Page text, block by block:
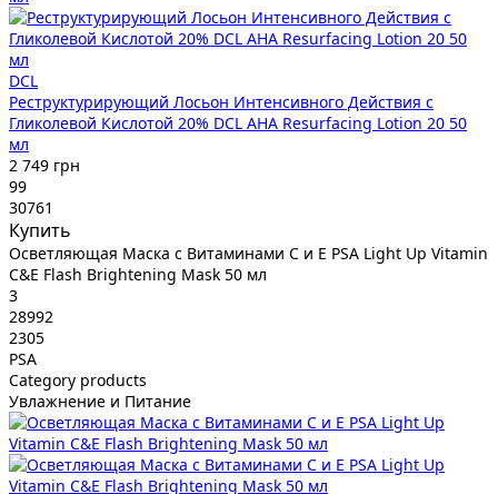
DCL
Реструктурирующий Лосьон Интенсивного Действия с
Гликолевой Кислотой 20% DCL AHA Resurfacing Lotion 20 50
мл
2 749 грн
99
30761
Купить
Осветляющая Маска с Витаминами C и E PSA Light Up Vitamin
C&E Flash Brightening Mask 50 мл
3
28992
2305
PSA
Category products
Увлажнение и Питание